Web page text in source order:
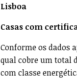
Lisboa
Casas com
Conforme os dados
qual cobre um total
com classe